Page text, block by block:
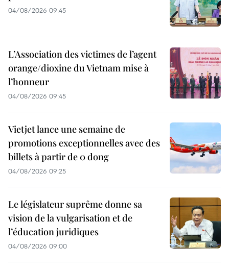
04/08/2026 09:45
L’Association des victimes de l’agent
orange/dioxine du Vietnam mise à
l’honneur
04/08/2026 09:45
Vietjet lance une semaine de
promotions exceptionnelles avec des
billets à partir de 0 dong
04/08/2026 09:25
Le législateur suprême donne sa
vision de la vulgarisation et de
l’éducation juridiques
04/08/2026 09:00